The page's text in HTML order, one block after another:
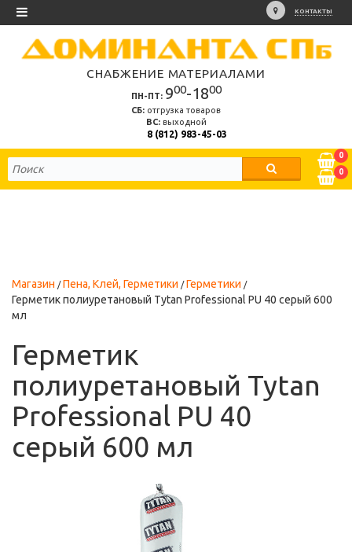
КОНТАКТЫ
СНАБЖЕНИЕ МАТЕРИАЛАМИ
ПН-ПТ: 900-1800
СБ: отгрузка товаров
ВС:выходной
8 (812) 983-45-03
0
0
Магазин Пена, Клей, Герметики
Герметики
Герметик полиуретановый Tytan Professional PU 40 серый 600
мл
Герметик
полиуретановый Tytan
Professional PU 40
серый 600 мл